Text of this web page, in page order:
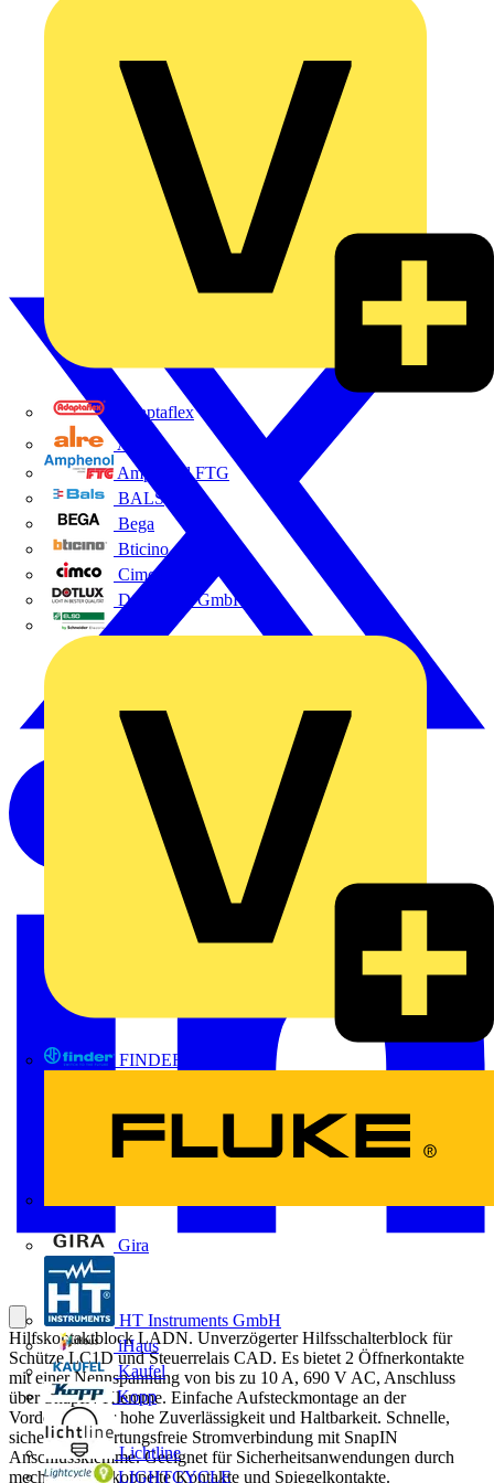
Adaptaflex
Alre
Amphenol FTG
BALS
Bega
Bticino
Cimco
DOTLUX GmbH
FINDER
Gira
HT Instruments GmbH
iHaus
Kaufel
Kopp
Lichtline
LIGHTCYCLE
Hilfskontaktblock LADN. Unverzögerter Hilfsschalterblock für
Schütze LC1D und Steuerrelais CAD. Es bietet 2 Öffnerkontakte
mit einer Nennspannung von bis zu 10 A, 690 V AC, Anschluss
über SnapIN Klemme. Einfache Aufsteckmontage an der
Vorderseite, für hohe Zuverlässigkeit und Haltbarkeit. Schnelle,
sichere und wartungsfreie Stromverbindung mit SnapIN
Anschlussklemme. Geeignet für Sicherheitsanwendungen durch
mechanisch gekoppelte Kontakte und Spiegelkontakte.